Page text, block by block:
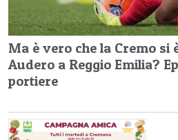
Ma è vero che la Cremo si
Audero a Reggio Emilia?
portiere